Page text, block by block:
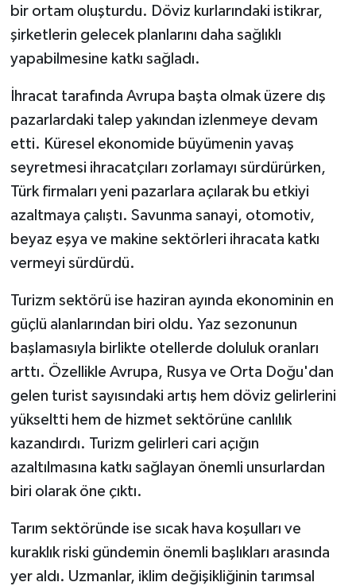
bir ortam oluşturdu. Döviz kurlarındaki istikrar,
şirketlerin gelecek planlarını daha sağlıklı
yapabilmesine katkı sağladı.
İhracat tarafında Avrupa başta olmak üzere dış
pazarlardaki talep yakından izlenmeye devam
etti. Küresel ekonomide büyümenin yavaş
seyretmesi ihracatçıları zorlamayı sürdürürken,
Türk firmaları yeni pazarlara açılarak bu etkiyi
azaltmaya çalıştı. Savunma sanayi, otomotiv,
beyaz eşya ve makine sektörleri ihracata katkı
vermeyi sürdürdü.
Turizm sektörü ise haziran ayında ekonominin en
güçlü alanlarından biri oldu. Yaz sezonunun
başlamasıyla birlikte otellerde doluluk oranları
arttı. Özellikle Avrupa, Rusya ve Orta Doğu'dan
gelen turist sayısındaki artış hem döviz gelirlerini
yükseltti hem de hizmet sektörüne canlılık
kazandırdı. Turizm gelirleri cari açığın
azaltılmasına katkı sağlayan önemli unsurlardan
biri olarak öne çıktı.
Tarım sektöründe ise sıcak hava koşulları ve
kuraklık riski gündemin önemli başlıkları arasında
yer aldı. Uzmanlar, iklim değişikliğinin tarımsal